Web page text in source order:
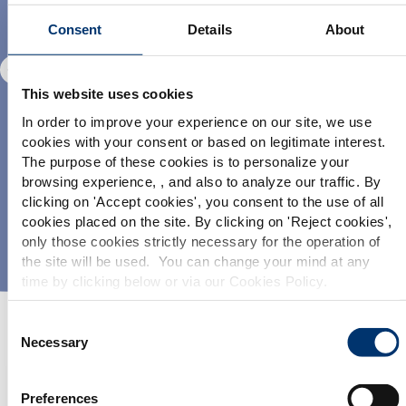
Consent Details About
This website uses cookies
In order to improve your experience on our site, we use
cookies with your consent or based on legitimate interest.
The purpose of these cookies is to personalize your
browsing experience, , and also to analyze our traffic. By
clicking on 'Accept cookies', you consent to the use of all
cookies placed on the site. By clicking on 'Reject cookies',
only those cookies strictly necessary for the operation of
the site will be used. You can change your mind at any
time by clicking below or via our Cookies Policy.
We also share information about site usage with our social
may combine with information previously provided when
you used their services. To find out more about the cookies
Policy.
Selection
Necessary
Preferences
Please select your market
Global USA
This website is intended exclusively for
professional clients in the the health,
pharmaceutical and food supplement
countries all over the world and may
classification which do not comply with
EC Regulation CE n. 1924/2006 or other
Cordyceps Sinensis
DISCOVER
DISCOVER OUR INGREDIENTS